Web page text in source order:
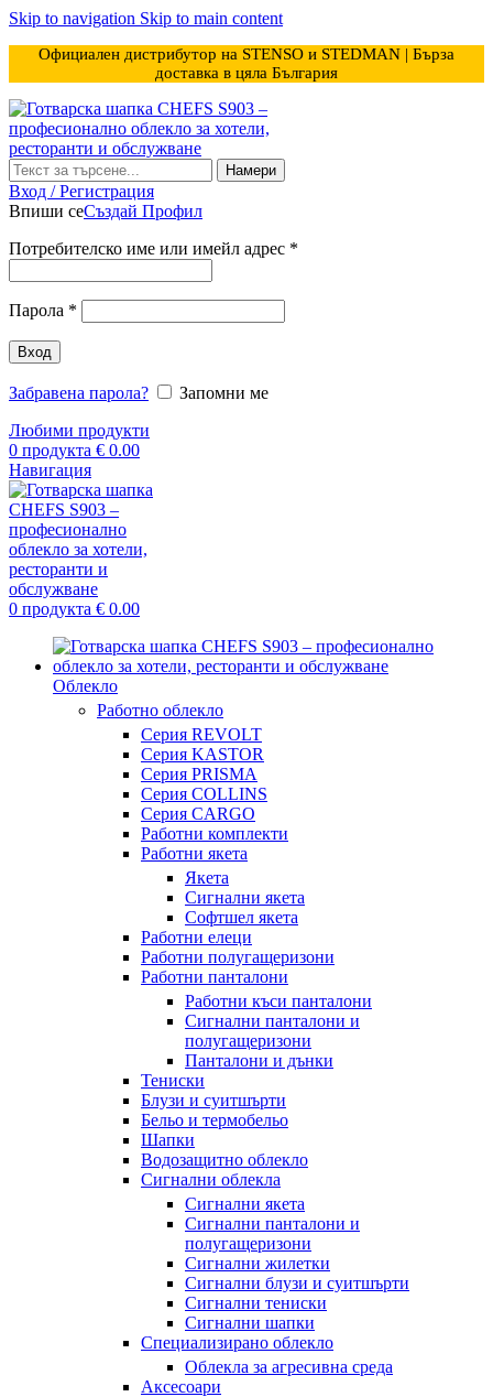
Skip to navigation Skip to main content
Официален дистрибутор на STENSO и STEDMAN | Бърза
доставка в цяла България
Намери
Вход / Регистрация
Впиши сеСъздай Профил
Потребителско име или имейл адрес *
Парола *
Вход
Забравена парола?
Запомни ме
Любими продукти
0 продукта € 0.00
Навигация
0 продукта € 0.00
Облекло
Работно облекло
Серия REVOLT
Серия KASTOR
Серия PRISMA
Серия COLLINS
Серия CARGO
Работни комплекти
Работни якета
Якета
Сигнални якета
Софтшел якета
Работни елеци
Работни полугащеризони
Работни панталони
Работни къси панталони
Сигнални панталони и
полугащеризони
Панталони и дънки
Тениски
Блузи и суитшърти
Бельо и термобельо
Шапки
Водозащитно облекло
Сигнални облекла
Сигнални якета
Сигнални панталони и
полугащеризони
Сигнални жилетки
Сигнални блузи и суитшърти
Сигнални тениски
Сигнални шапки
Специализирано облекло
Облекла за агресивна среда
Аксесоари